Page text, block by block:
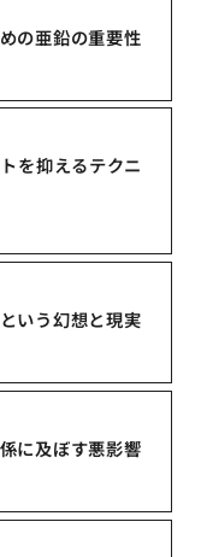
の亜鉛の重要性
を抑えるテクニ
いう幻想と現実
に及ぼす悪影響